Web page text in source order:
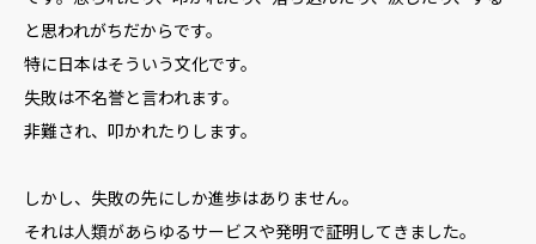
と思われがちだからです。
特に日本はそういう文化です。
失敗は不名誉と言われます。
非難され、叩かれたりします。
しかし、失敗の先にしか進歩はありません。
それは人類があらゆるサービスや発明で証明してきました。